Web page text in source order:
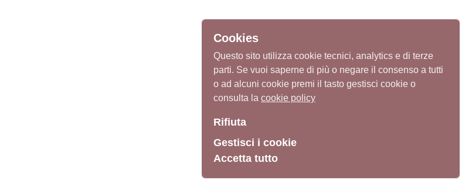
Cookies
Questo sito utilizza cookie tecnici, analytics e di terze
parti. Se vuoi saperne di più o negare il consenso a tutti
o ad alcuni cookie premi il tasto gestisci cookie o
consulta la cookie policy
Rifiuta
Gestisci i cookie
Accetta tutto